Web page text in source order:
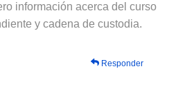
información acerca del curso
y cadena de custodia.
Responder